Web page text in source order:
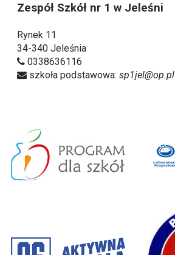
Zespół Szkół nr 1 w Jeleśni
Rynek 11
34-340 Jeleśnia
0338636116
szkoła podstawowa:sp1jel@op.pl